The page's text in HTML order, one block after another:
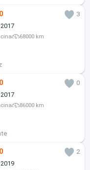
3
68000 km
0
86000 km
2